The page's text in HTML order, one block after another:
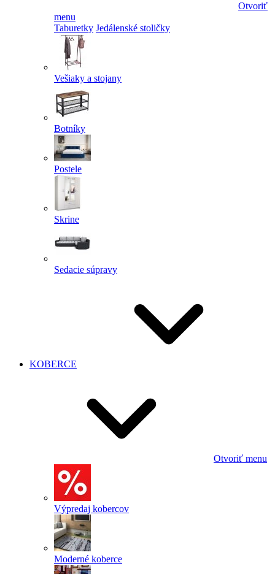
Otvoriť
menu
Taburetky Jedálenské stoličky
Vešiaky a stojany
Botníky
Postele
Skrine
Sedacie súpravy
KOBERCE
Otvoriť menu
Výpredaj kobercov
Moderné koberce